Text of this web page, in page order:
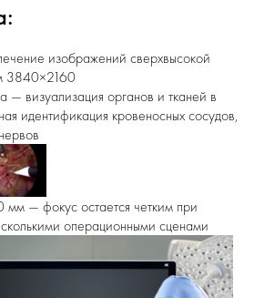
изображений сверхвысокой
3840×2160
— визуализация органов и тканей в
идентификация кровеносных сосудов,
мм — фокус остается четким при
операционными сценами